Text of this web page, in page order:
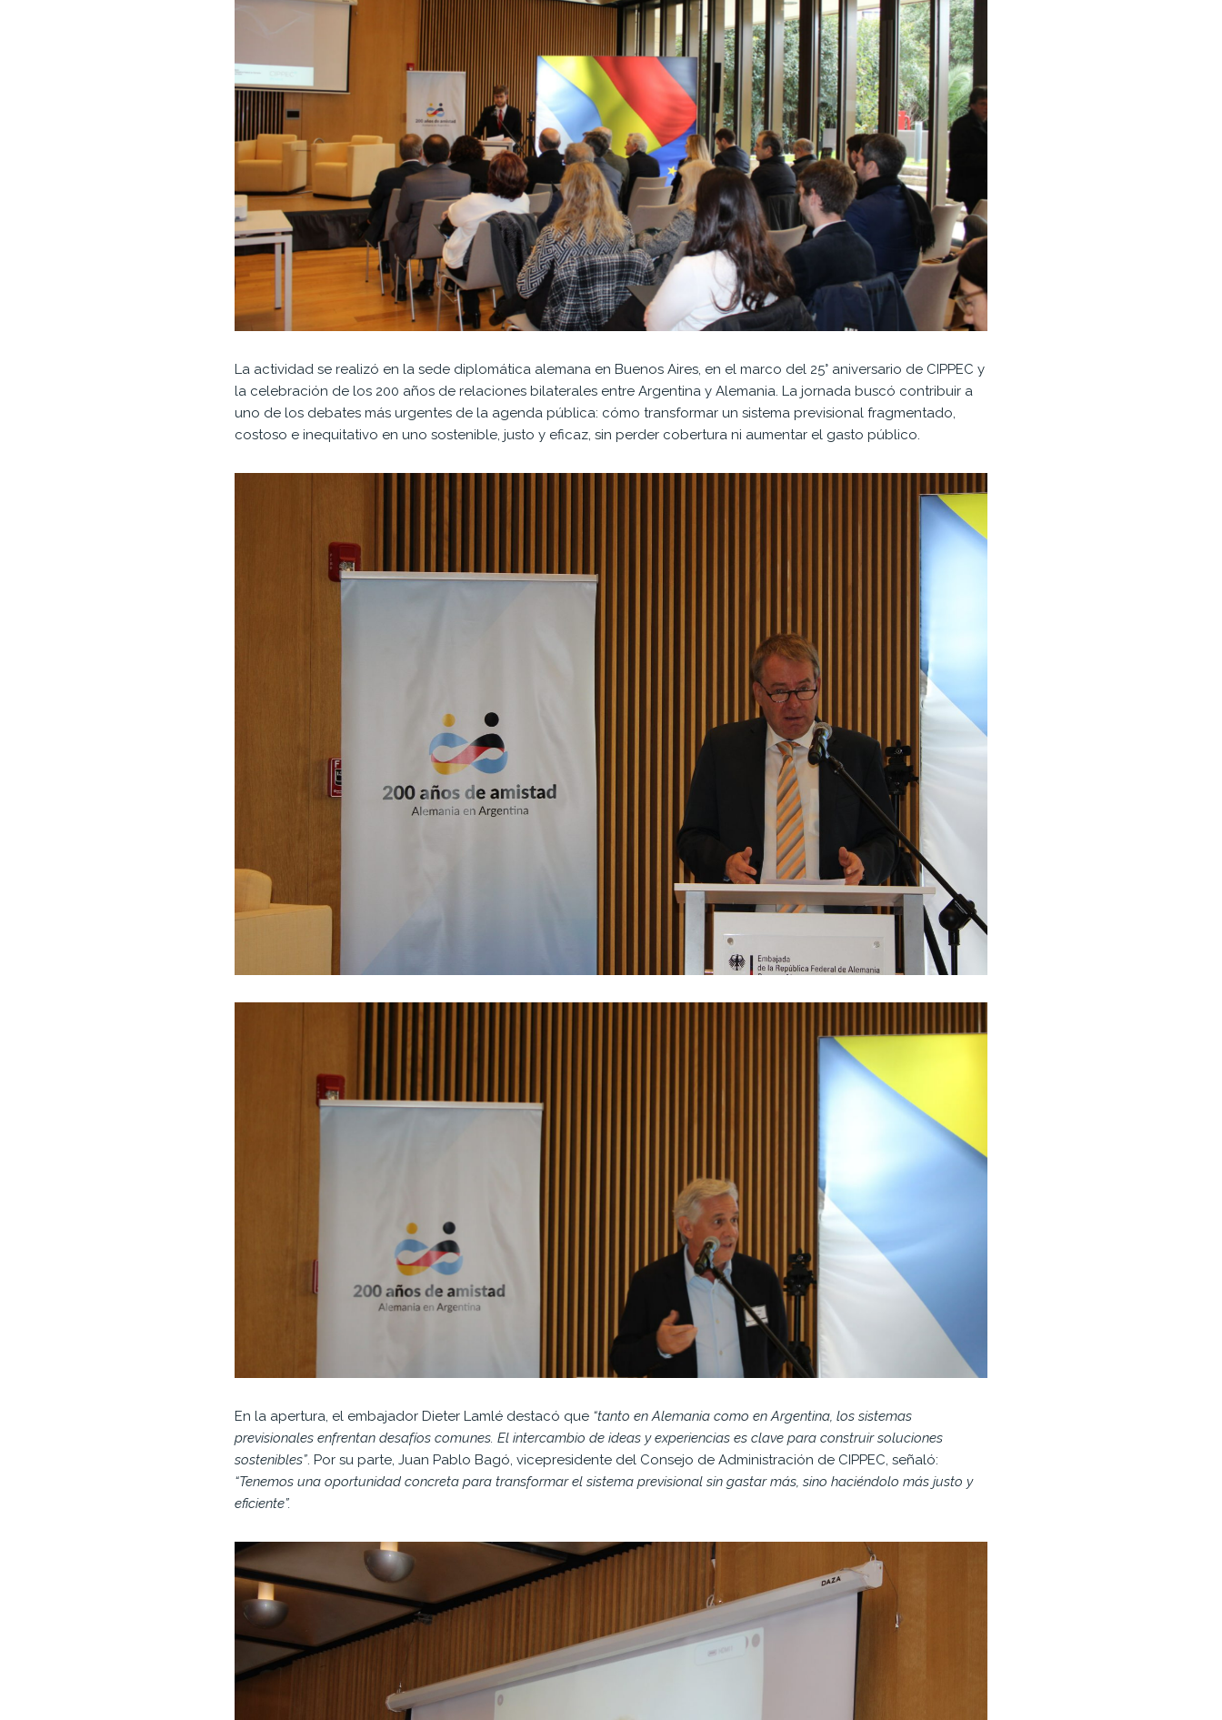
La actividad se realizó en la sede diplomática alemana en Buenos Aires, en el marco del 25° aniversario de CIPPEC y
la celebración de los 200 años de relaciones bilaterales entre Argentina y Alemania. La jornada buscó contribuir a
uno de los debates más urgentes de la agenda pública: cómo transformar un sistema previsional fragmentado,
costoso e inequitativo en uno sostenible, justo y eficaz, sin perder cobertura ni aumentar el gasto público.
En la apertura, el embajador Dieter Lamlé destacó que “tanto en Alemania como en Argentina, los sistemas
previsionales enfrentan desafíos comunes. El intercambio de ideas y experiencias es clave para construir soluciones
sostenibles” . Por su parte, Juan Pablo Bagó, vicepresidente del Consejo de Administración de CIPPEC, señaló:
“Tenemos una oportunidad concreta para transformar el sistema previsional sin gastar más, sino haciéndolo más justo y
eficiente”.